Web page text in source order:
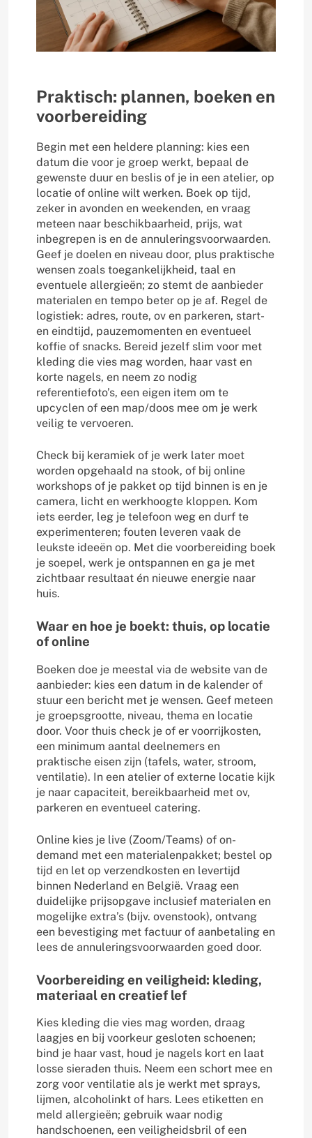
Praktisch: plannen, boeken en
voorbereiding
Begin met een heldere planning: kies een
datum die voor je groep werkt, bepaal de
gewenste duur en beslis of je in een atelier, op
locatie of online wilt werken. Boek op tijd,
zeker in avonden en weekenden, en vraag
meteen naar beschikbaarheid, prijs, wat
inbegrepen is en de annuleringsvoorwaarden.
Geef je doelen en niveau door, plus praktische
wensen zoals toegankelijkheid, taal en
eventuele allergieën; zo stemt de aanbieder
materialen en tempo beter op je af. Regel de
logistiek: adres, route, ov en parkeren, start-
en eindtijd, pauzemomenten en eventueel
koffie of snacks. Bereid jezelf slim voor met
kleding die vies mag worden, haar vast en
korte nagels, en neem zo nodig
referentiefoto’s, een eigen item om te
upcyclen of een map/doos mee om je werk
veilig te vervoeren.
Check bij keramiek of je werk later moet
worden opgehaald na stook, of bij online
workshops of je pakket op tijd binnen is en je
camera, licht en werkhoogte kloppen. Kom
iets eerder, leg je telefoon weg en durf te
experimenteren; fouten leveren vaak de
leukste ideeën op. Met die voorbereiding boek
je soepel, werk je ontspannen en ga je met
zichtbaar resultaat én nieuwe energie naar
huis.
Waar en hoe je boekt: thuis, op locatie
of online
Boeken doe je meestal via de website van de
aanbieder: kies een datum in de kalender of
stuur een bericht met je wensen. Geef meteen
je groepsgrootte, niveau, thema en locatie
door. Voor thuis check je of er voorrijkosten,
een minimum aantal deelnemers en
praktische eisen zijn (tafels, water, stroom,
ventilatie). In een atelier of externe locatie kijk
je naar capaciteit, bereikbaarheid met ov,
parkeren en eventueel catering.
Online kies je live (Zoom/Teams) of on-
demand met een materialenpakket; bestel op
tijd en let op verzendkosten en levertijd
binnen Nederland en België. Vraag een
duidelijke prijsopgave inclusief materialen en
mogelijke extra’s (bijv. ovenstook), ontvang
een bevestiging met factuur of aanbetaling en
lees de annuleringsvoorwaarden goed door.
Voorbereiding en veiligheid: kleding,
materiaal en creatief lef
Kies kleding die vies mag worden, draag
laagjes en bij voorkeur gesloten schoenen;
bind je haar vast, houd je nagels kort en laat
losse sieraden thuis. Neem een schort mee en
zorg voor ventilatie als je werkt met sprays,
lijmen, alcoholinkt of hars. Lees etiketten en
meld allergieën; gebruik waar nodig
handschoenen, een veiligheidsbril of een